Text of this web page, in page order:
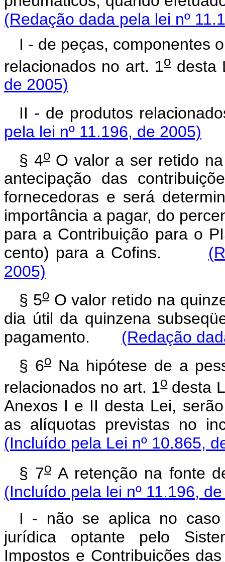
(Redação dada pela lei nº
I - de peças, componentes
relacionados no art. 1o
de 2005)
II - de produtos
pela lei nº 11.196, de 2005)
§ 4oO valor a ser retido
antecipação das
fornecedoras e será
importância a pagar, do
para a Contribuição para o
cento) para a Cofins.
2005)
§ 5oO valor retido na
dia útil da quinzena
pagamento. (Redação
§ 6oNa hipótese de a
relacionados no art. 1odesta
Anexos I e II desta Lei,
as alíquotas previstas no
(Incluído pela Lei nº 10.865,
§ 7o A retenção na fonte
(Incluído pela lei nº 11.196,
I - não se aplica no caso
jurídica optante pelo
Impostos e Contribuições